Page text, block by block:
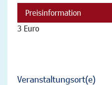
Preisinformation
3 Euro
Veranstaltungsort(e)